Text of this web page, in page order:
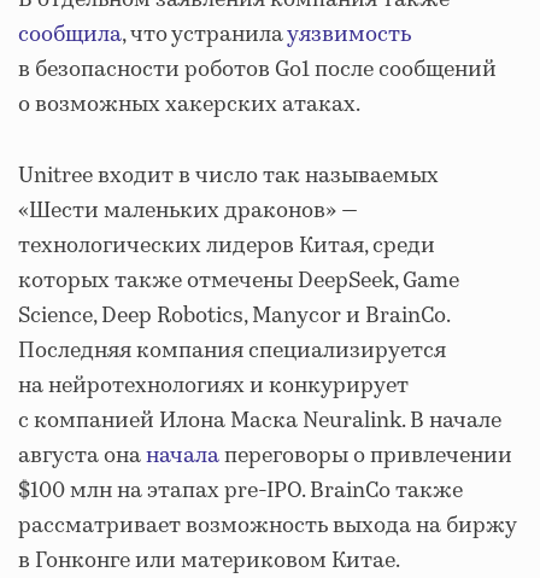
сообщила, что устранилауязвимость
в безопасности роботов Go1 после сообщений
о возможных хакерских атаках.
Unitree входит в число так называемых
«Шести маленьких драконов» —
технологических лидеров Китая, среди
которых также отмечены DeepSeek, Game
Science, Deep Robotics, Manycor и BrainCo.
Последняя компания специализируется
на нейротехнологиях и конкурирует
с компанией Илона Маска Neuralink. В начале
августа онаначалапереговоры о привлечении
$100 млн на этапах pre-IPO. BrainCo также
рассматривает возможность выхода на биржу
в Гонконге или материковом Китае.